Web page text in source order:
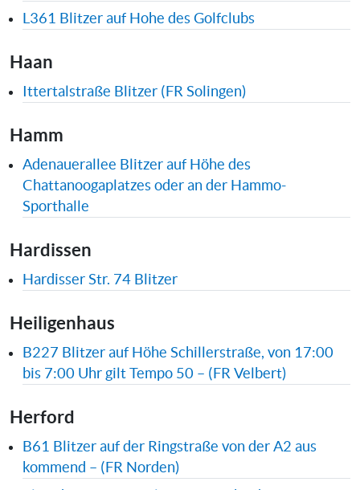
L361 Blitzer auf Hohe des Golfclubs
Haan
Ittertalstraße Blitzer (FR Solingen)
Hamm
Adenauerallee Blitzer auf Höhe des
Chattanoogaplatzes oder an der Hammo-
Sporthalle
Hardissen
Hardisser Str. 74 Blitzer
Heiligenhaus
B227 Blitzer auf Höhe Schillerstraße, von 17:00
bis 7:00 Uhr gilt Tempo 50 – (FR Velbert)
Herford
B61 Blitzer auf der Ringstraße von der A2 aus
kommend – (FR Norden)